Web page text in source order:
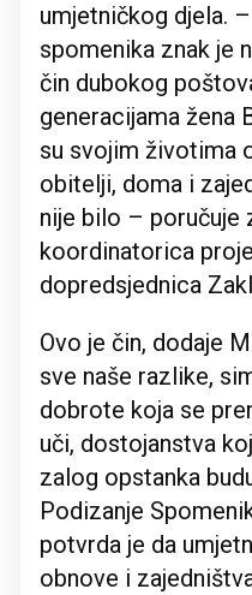
umjetničkog djela.
spomenika znak je
čin dubokog
generacijama žena
su svojim životima
obitelji, doma i
nije bilo – poručuje
koordinatorica
dopredsjednica
Ovo je čin, dodaje
sve naše razlike,
dobrote koja se
uči, dostojanstva
zalog opstanka
Podizanje
potvrda je da
obnove i